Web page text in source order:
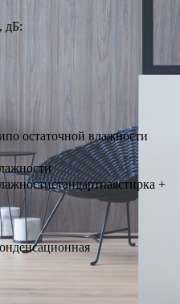
дБ:
остаточной влажности
+